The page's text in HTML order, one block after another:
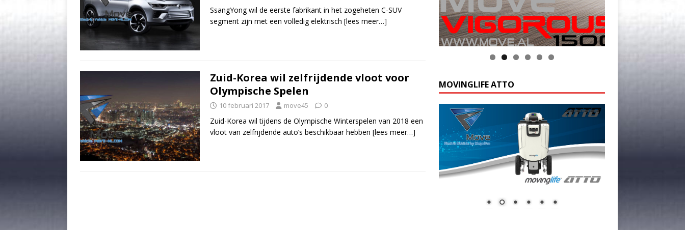
SsangYong wil de eerste fabrikant in het zogeheten C-SUV
segment zijn met een volledig elektrisch [lees meer…]
Zuid-Korea wil zelfrijdende vloot voor
Olympische Spelen
10 februari 2017 move45 0
Zuid-Korea wil tijdens de Olympische Winterspelen van 2018 een
vloot van zelfrijdende auto’s beschikbaar hebben [lees meer…]
MOVINGLIFE ATTO